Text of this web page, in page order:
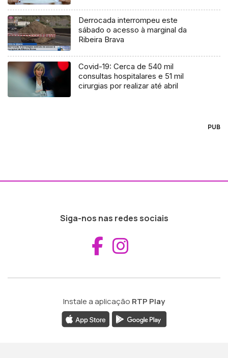
Derrocada interrompeu este
sábado o acesso à marginal da
Ribeira Brava
Covid-19: Cerca de 540 mil
consultas hospitalares e 51 mil
cirurgias por realizar até abril
PUB
Siga-nos nas redes sociais
Aceder ao
Instale a aplicação RTP Play